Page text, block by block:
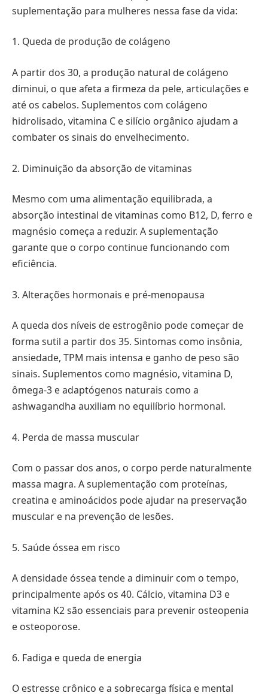
suplementação para mulheres nessa fase da vida:
1. Queda de produção de colágeno
A partir dos 30, a produção natural de colágeno
diminui, o que afeta a firmeza da pele, articulações e
até os cabelos. Suplementos com colágeno
hidrolisado, vitamina C e silício orgânico ajudam a
combater os sinais do envelhecimento.
2. Diminuição da absorção de vitaminas
Mesmo com uma alimentação equilibrada, a
absorção intestinal de vitaminas como B12, D, ferro e
magnésio começa a reduzir. A suplementação
garante que o corpo continue funcionando com
eficiência.
3. Alterações hormonais e pré-menopausa
A queda dos níveis de estrogênio pode começar de
forma sutil a partir dos 35. Sintomas como insônia,
ansiedade, TPM mais intensa e ganho de peso são
sinais. Suplementos como magnésio, vitamina D,
ômega-3 e adaptógenos naturais como a
ashwagandha auxiliam no equilíbrio hormonal.
4. Perda de massa muscular
Com o passar dos anos, o corpo perde naturalmente
massa magra. A suplementação com proteínas,
creatina e aminoácidos pode ajudar na preservação
muscular e na prevenção de lesões.
5. Saúde óssea em risco
A densidade óssea tende a diminuir com o tempo,
principalmente após os 40. Cálcio, vitamina D3 e
vitamina K2 são essenciais para prevenir osteopenia
e osteoporose.
6. Fadiga e queda de energia
O estresse crônico e a sobrecarga física e mental